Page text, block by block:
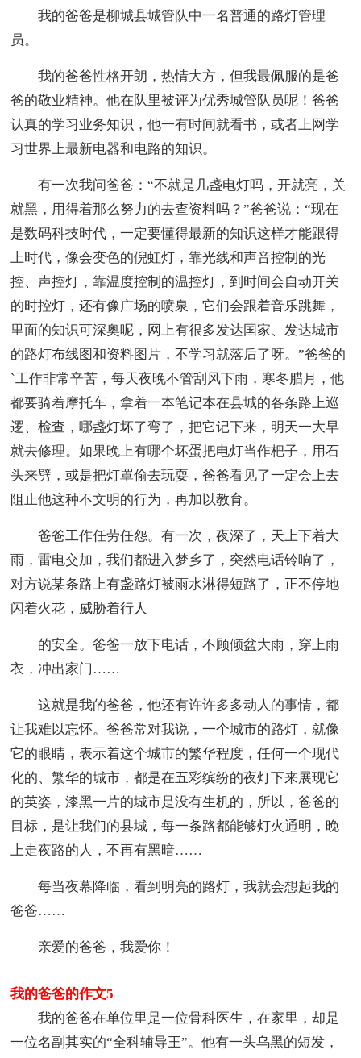
我的爸爸是柳城县城管队中一名普通的路灯管理
员。
我的爸爸性格开朗，热情大方，但我最佩服的是爸
爸的敬业精神。他在队里被评为优秀城管队员呢！爸爸
认真的学习业务知识，他一有时间就看书，或者上网学
习世界上最新电器和电路的知识。
有一次我问爸爸：“不就是几盏电灯吗，开就亮，关
就黑，用得着那么努力的去查资料吗？”爸爸说：“现在
是数码科技时代，一定要懂得最新的知识这样才能跟得
上时代，像会变色的倪虹灯，靠光线和声音控制的光
控、声控灯，靠温度控制的温控灯，到时间会自动开关
的时控灯，还有像广场的喷泉，它们会跟着音乐跳舞，
里面的知识可深奥呢，网上有很多发达国家、发达城市
的路灯布线图和资料图片，不学习就落后了呀。”爸爸的
`工作非常辛苦，每天夜晚不管刮风下雨，寒冬腊月，他
都要骑着摩托车，拿着一本笔记本在县城的各条路上巡
逻、检查，哪盏灯坏了弯了，把它记下来，明天一大早
就去修理。如果晚上有哪个坏蛋把电灯当作杷子，用石
头来劈，或是把灯罩偷去玩耍，爸爸看见了一定会上去
阻止他这种不文明的行为，再加以教育。
爸爸工作任劳任怨。有一次，夜深了，天上下着大
雨，雷电交加，我们都进入梦乡了，突然电话铃响了，
对方说某条路上有盏路灯被雨水淋得短路了，正不停地
闪着火花，威胁着行人
的安全。爸爸一放下电话，不顾倾盆大雨，穿上雨
衣，冲出家门……
这就是我的爸爸，他还有许许多多动人的事情，都
让我难以忘怀。爸爸常对我说，一个城市的路灯，就像
它的眼睛，表示着这个城市的繁华程度，任何一个现代
化的、繁华的城市，都是在五彩缤纷的夜灯下来展现它
的英姿，漆黑一片的城市是没有生机的，所以，爸爸的
目标，是让我们的县城，每一条路都能够灯火通明，晚
上走夜路的人，不再有黑暗……
每当夜幕降临，看到明亮的路灯，我就会想起我的
爸爸……
亲爱的爸爸，我爱你！
我的爸爸的作文5
我的爸爸在单位里是一位骨科医生，在家里，却是
一位名副其实的“全科辅导王”。他有一头乌黑的短发，